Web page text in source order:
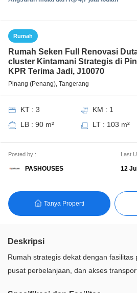
Rumah
Rumah Seken Full Renovasi
cluster Kintamani Strategis di
KPR Terima Jadi, J10070
Pinang (Penang), Tangerang
KT : 3 KM : 1
LB : 90 m²
LT : 103 m²
Posted by :
PASHOUSES
Last
12
Tanya Properti
Deskripsi
Rumah strategis dekat dengan fasilitas
pusat perbelanjaan, dan akses